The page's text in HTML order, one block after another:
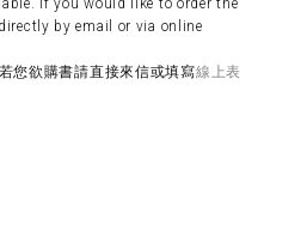
If you would like to order the
by email or via online
您欲購書請直接來信或填寫線上表